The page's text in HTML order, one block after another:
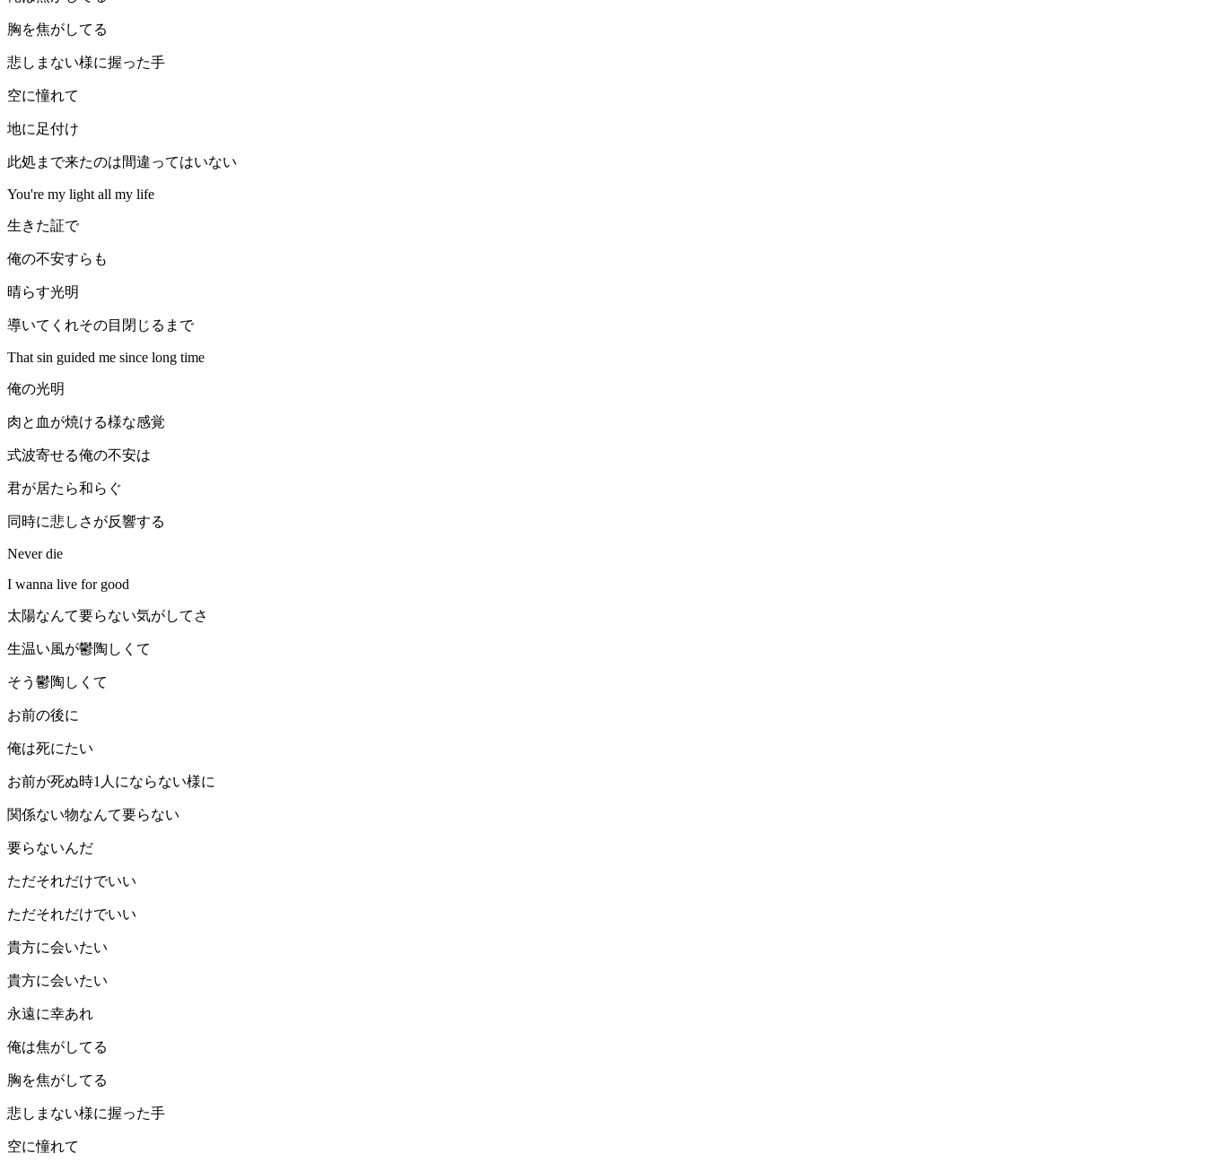
胸を焦がしてる
悲しまない様に握った手
空に憧れて
地に足付け
此処まで来たのは間違ってはいない
You're my light all my life
生きた証で
俺の不安すらも
晴らす光明
導いてくれその目閉じるまで
That sin guided me since long time
俺の光明
肉と血が焼ける様な感覚
式波寄せる俺の不安は
君が居たら和らぐ
同時に悲しさが反響する
Never die
I wanna live for good
太陽なんて要らない気がしてさ
生温い風が鬱陶しくて
そう鬱陶しくて
お前の後に
俺は死にたい
お前が死ぬ時1人にならない様に
関係ない物なんて要らない
要らないんだ
ただそれだけでいい
ただそれだけでいい
貴方に会いたい
貴方に会いたい
永遠に幸あれ
俺は焦がしてる
胸を焦がしてる
悲しまない様に握った手
空に憧れて